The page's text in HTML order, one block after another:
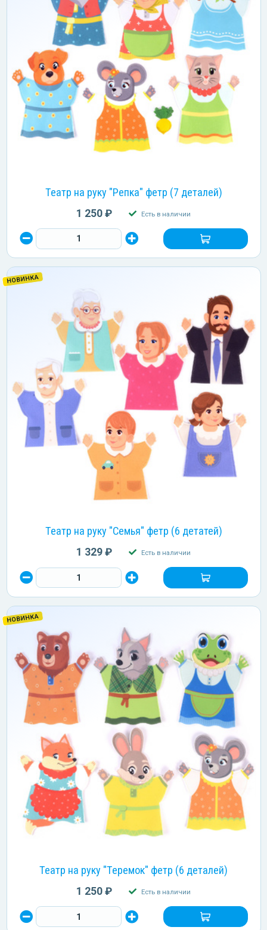
Театр на руку "Репка" фетр (7 деталей)
1 250 ₽ Есть в наличии
НОВИНКА
Театр на руку "Семья" фетр (6 детатей)
1 329 ₽ Есть в наличии
НОВИНКА
Театр на руку "Теремок" фетр (6 деталей)
1 250 ₽ Есть в наличии